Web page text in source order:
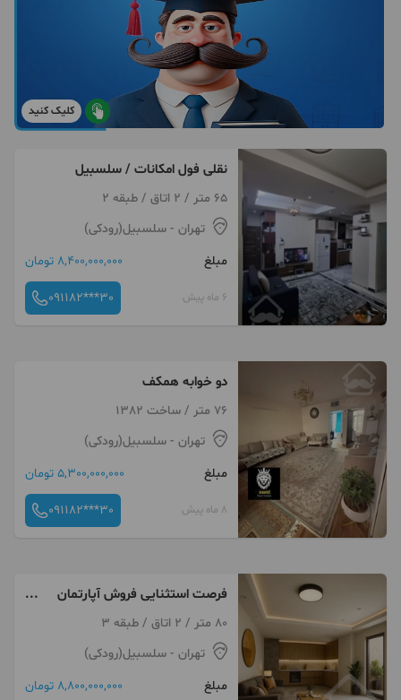
کلیک کنید
نقلی فول امکانات / سلسبیل
65 متر / 2 اتاق / طبقه 2
تهران - سلسبیل(رودکی)
مبلغ
8,400,000,000 تومان
6 ماه پیش 091182***30
دو خوابه همکف
76 متر / ساخت 1382
تهران - سلسبیل(رودکی)
مبلغ
5,300,000,000 تومان
8 ماه پیش 091182***30
فرصت استثنایی فروش آپارتمان
فول امکانات80 متر / 2 اتاق / طبقه 3
تهران - سلسبیل(رودکی)
مبلغ
8,800,000,000 تومان